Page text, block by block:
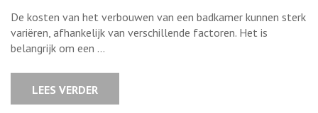
de
kosten
voor
De kosten van het verbouwen van een badkamer kunnen sterk
variëren, afhankelijk van verschillende factoren. Het is
belangrijk om een …
LEES VERDER